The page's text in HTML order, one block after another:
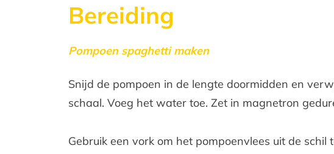
Bereiding
Pompoen spaghetti maken
Snijd de pompoen in de lengte doormidden en
schaal. Voeg het water toe. Zet in magnetron
Gebruik een vork om het pompoenvlees uit de schil